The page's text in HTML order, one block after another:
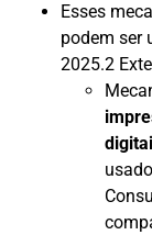
Esses
podem ser
2025.2